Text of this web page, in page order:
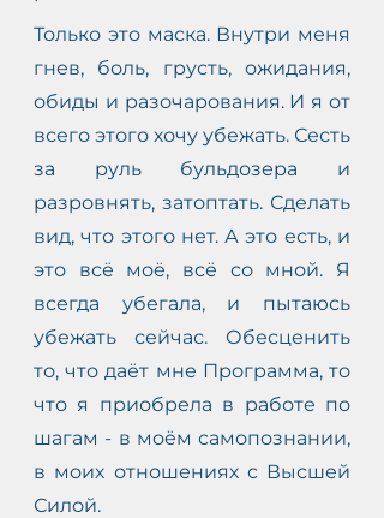
Только это маска. Внутри меня
гнев, боль, грусть, ожидания,
обиды и разочарования. И я от
всего этого хочу убежать. Сесть
за руль бульдозера и
разровнять, затоптать. Сделать
вид, что этого нет. А это есть, и
это всё моё, всё со мной. Я
всегда убегала, и пытаюсь
убежать сейчас. Обесценить
то, что даёт мне Программа, то
что я приобрела в работе по
шагам - в моём самопознании,
в моих отношениях с Высшей
Силой.